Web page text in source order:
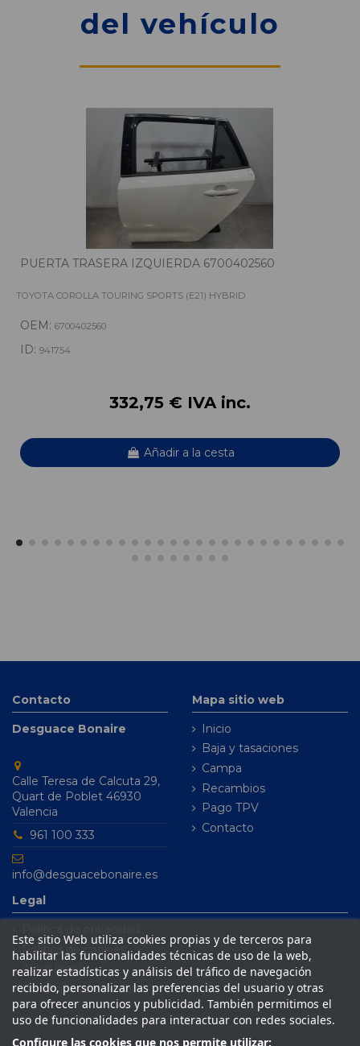
del vehículo
PUERTA TRASERA IZQUIERDA 6700402560
TOYOTA COROLLA TOURING SPORTS (E21) HYBRID
OEM: 6700402560
ID: 941754
332,75 € IVA inc.
Añadir a la cesta
Contacto
Desguace Bonaire
Calle Teresa de Calcuta 29,
Quart de Poblet 46930
Valencia
961 100 333
info@desguacebonaire.es
Mapa sitio web
Inicio
Baja y tasaciones
Campa
Recambios
Pago TPV
Contacto
Legal
Política de cookies
Aviso legal
Condiciones de venta
Este sitio Web utiliza cookies propias y de terceros para
habilitar las funcionalidades técnicas de uso de la web,
realizar estadísticas y análisis del tráfico de navegación
recibido, personalizar las preferencias del usuario y otras
para ofrecer anuncios y publicidad. También permitimos el
uso de funcionalidades para interactuar con redes sociales.
Configure las cookies que nos permite utilizar: